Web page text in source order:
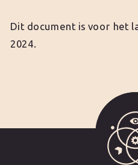
Dit document is voor het
2024.